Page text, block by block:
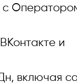
и
включая